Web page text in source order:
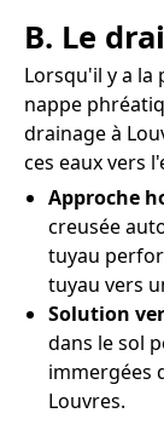
B. Le
Lorsqu'il y a la
nappe
drainage à
ces eaux vers
Approche
creusée
tuyau
tuyau vers
Solution
dans le sol
immergées
Louvres.